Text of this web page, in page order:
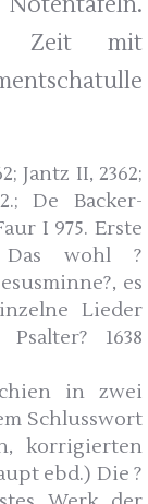
Zeit mit
Jantz II, 2362;
De Backer-
I 975. Erste
Das wohl ?
es
Lieder
1638
in zwei
Schlusswort
korrigierten
ebd.) Die ?